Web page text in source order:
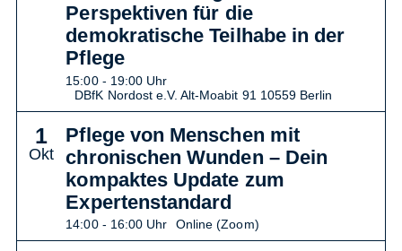
Perspektiven für die
demokratische Teilhabe in der
Pflege
15:00 - 19:00 Uhr
DBfK Nordost e.V. Alt-Moabit 91 10559 Berlin
1
Okt
Pflege von Menschen mit
chronischen Wunden – Dein
kompaktes Update zum
Expertenstandard
14:00 - 16:00 Uhr Online (Zoom)